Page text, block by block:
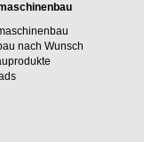
nach Wunsch